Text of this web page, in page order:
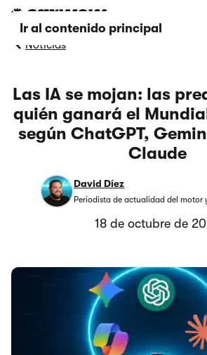
Ir al contenido principal
Noticias
Las IA se mojan: las
quién ganará el
según ChatGPT,
Claude
David Díez
Periodista de actualidad del motor
18 de octubre de